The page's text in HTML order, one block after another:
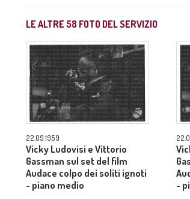
LE ALTRE 58 FOTO DEL SERVIZIO
22.09.1959
Vicky Ludovisi e Vittorio
Gassman sul set del film
Audace colpo dei soliti ignoti
- piano medio
-